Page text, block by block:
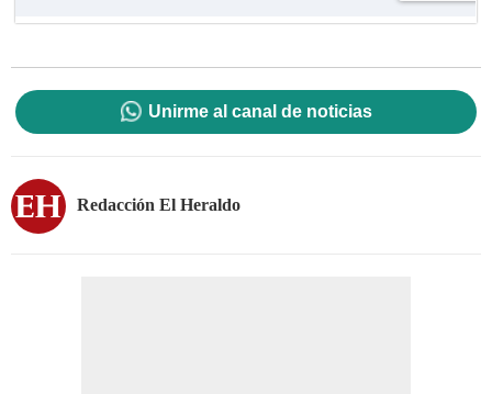
Unirme al canal de noticias
Redacción El Heraldo